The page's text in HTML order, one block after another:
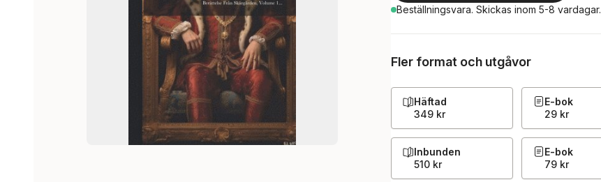
Beställningsvara. Skickas inom 5-8 vardagar.
Fler format och utgåvor
Häftad
349 kr
E-bok
29 kr
Inbunden
510 kr
E-bok
79 kr